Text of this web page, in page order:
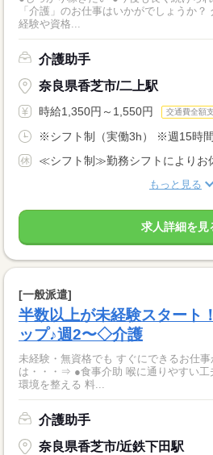
「介護」のお仕事はいかがでしょうか？ 介護といっても、最近では
経験や資格...
介護助手
奈良県香芝市/二上駅
時給1,350円～1,550円 交通費全額
※シフト制（実働3h） ※週15時
≪シフト制≫勤務シフトによりお
もっと見る
求人詳細を見
[一般派遣]
半数以上が未経験スタート
ップ♪週2〜◇介護
未経験・無資格でも すぐにできるお仕事からス
は・・・⇒ ●食事介助 喉に通りやすい工夫をするなど 食事しやすい
環境を整える 料...
介護助手
奈良県香芝市/近鉄下田駅